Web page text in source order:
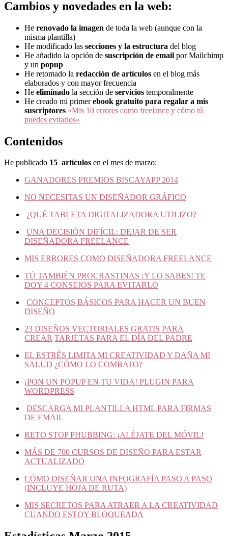
Cambios y novedades en la web:
He renovado la imagen de toda la web (aunque con la
misma plantilla)
He modificado las secciones y la estructura del blog
He añadido la opción de suscripción de email por Mailchimp
y un popup
He retomado la redacción de artículos en el blog más
elaborados y con mayor frecuencia
He eliminado la sección de servicios temporalmente
He creado mi primerebook gratuito para regalar a mis
suscriptores «Mis 10 errores como freelance y cómo tú
puedes evitarlos»
Contenidos
He publicado 15 artículos en el mes de marzo:
GANADORES PREMIOS BISCAYAPP 2014
NO NECESITAS UN DISEÑADOR GRÁFICO
¿QUÉ TABLETA DIGITALIZADORA UTILIZO?
UNA DECISIÓN DIFÍCIL: DEJAR DE SER
DISEÑADORA FREELANCE
MIS ERRORES COMO DISEÑADORA FREELANCE
TÚ TAMBIÉN PROCRASTINAS ¡Y LO SABES! TE
DOY 4 CONSEJOS PARA EVITARLO
CONCEPTOS BÁSICOS PARA HACER UN BUEN
DISEÑO
23 DISEÑOS VECTORIALES GRATIS PARA
CREAR TARJETAS PARA EL DÍA DEL PADRE
EL ESTRÉS LIMITA MI CREATIVIDAD Y DAÑA MI
SALUD ¿CÓMO LO COMBATO?
¡PON UN POPUP EN TU VIDA! PLUGIN PARA
WORDPRESS
DESCARGA MI PLANTILLA HTML PARA FIRMAS
DE EMAIL
RETO STOP PHUBBING: ¡ALÉJATE DEL MÓVIL!
MÁS DE 700 CURSOS DE DISEÑO PARA ESTAR
ACTUALIZADO
CÓMO DISEÑAR UNA INFOGRAFÍA PASO A PASO
(INCLUYE HOJA DE RUTA)
MIS SECRETOS PARA ATRAER A LA CREATIVIDAD
CUANDO ESTOY BLOQUEADA